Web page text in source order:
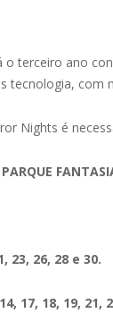
o terceiro ano
tecnologia, com
Nights é
23, 26, 28 e 30.
17, 18, 19, 21,